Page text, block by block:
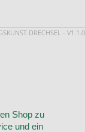
DRECHSEL - V1.1.0
Shop zu
und ein